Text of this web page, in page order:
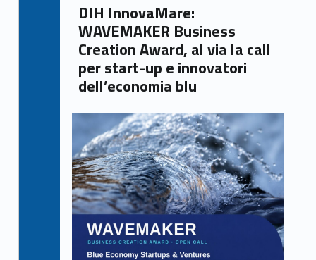
DIH InnovaMare:
WAVEMAKER Business
Creation Award, al via la call
per start-up e innovatori
dell’economia blu